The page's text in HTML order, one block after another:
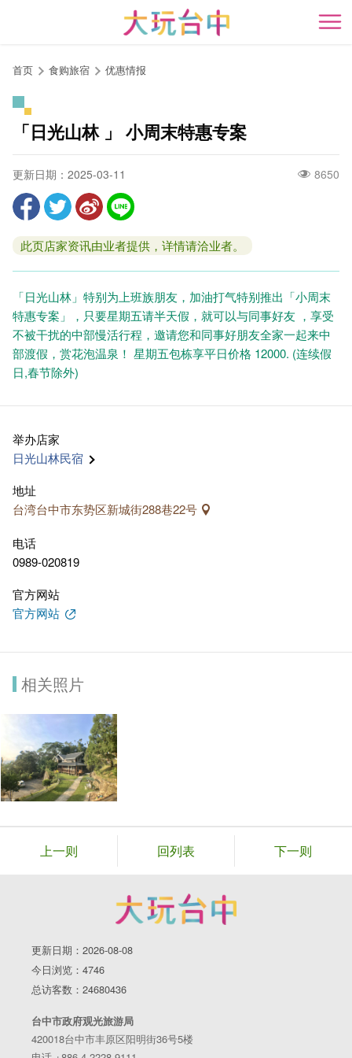
开
首页 食购旅宿 优惠情报
「日光山林 」 小周末特惠专案
更新日期：2025-03-11 8650
此页店家资讯由业者提供，详情请洽业者。
「日光山林」特别为上班族朋友，加油打气特别推出「小周末
特惠专案」，只要星期五请半天假，就可以与同事好友 ，享受
不被干扰的中部慢活行程，邀请您和同事好朋友全家一起来中
部渡假，赏花泡温泉！ 星期五包栋享平日价格 12000. (连续假
日,春节除外)
举办​​店家
日光山林民宿
地址
台湾台中市东势区新城街288巷22号
电话
0989-020819
官方网站
官方网站
相关照片
上一则 回列表 下一则
更新日期：2026-08-08
今日浏览：4746
总访客数：24680436
台中市政府观光旅游局
420018台中市丰原区阳明街36号5楼